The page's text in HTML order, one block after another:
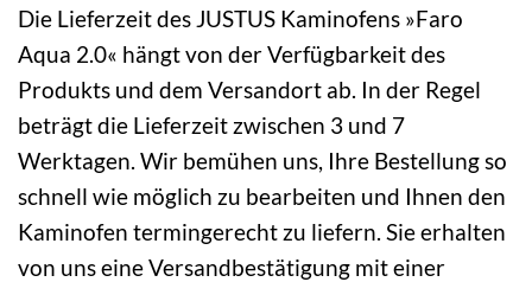
Die Lieferzeit des JUSTUS Kaminofens »Faro
Aqua 2.0« hängt von der Verfügbarkeit des
Produkts und dem Versandort ab. In der Regel
beträgt die Lieferzeit zwischen 3 und 7
Werktagen. Wir bemühen uns, Ihre Bestellung so
schnell wie möglich zu bearbeiten und Ihnen den
Kaminofen termingerecht zu liefern. Sie erhalten
von uns eine Versandbestätigung mit einer